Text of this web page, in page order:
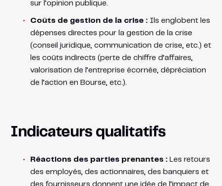
sur l’opinion publique.
Coûts de gestion de la crise :Ils englobent les
dépenses directes pour la gestion de la crise
(conseil juridique, communication de crise, etc.) et
les coûts indirects (perte de chiffre d’affaires,
valorisation de l’entreprise écornée, dépréciation
de l’action en Bourse, etc.).
Indicateurs qualitatifs
Réactions des parties prenantes :Les retours
des employés, des actionnaires, des banquiers et
des fournisseurs donnent une idée de l’impact de